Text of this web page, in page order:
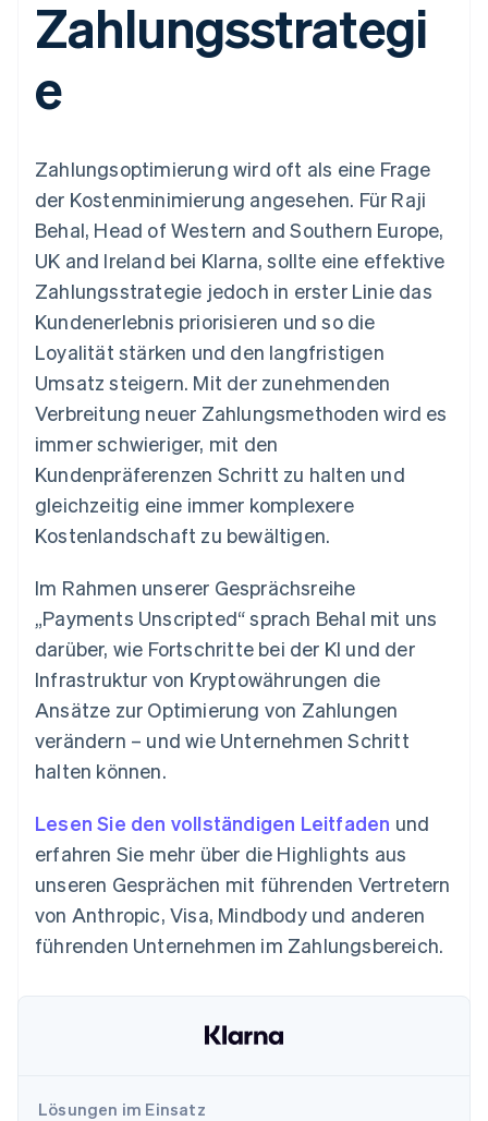
Zugriff auf mehr als
125
Zahlungen vor Ort
Authorization
Autorisierungsraten
Beschleunigter
Bezahlvorgang
Connections
Verbundene
Finanzdaten
Datensynchronisierung
Product roadmap
Ausblick
Radar
Betrugsprävention
Atlas
Start-up-Gründung
Climate
CO₂-Entnahme
Identity
Online-Identitätsprüfung
Jetzt ansehen
Geldmanagement
Plattformen
SaaS
KI-Unternehmen
Creator Economy
Gaming
Freizeit
Versicherungen
Medien und
Unterhaltung
Gemeinnützige
Organisationen
Fachdienstleistungen
Öffentlicher Sektor
Einzelhandel
Ecosystem
Partner
Marktplatz auf
Grundlagen der
Abonnementverwaltung
Karten ausgeben: So
geht´s
Bereitstellung und
Verwaltung von
Diensten mit Agenten
App-Integrationen
Code-Beispiele
Entwickler-Blog
API-Status
Produkt-Roadmap
Stripe Sessions
Kontakt
Sales-Team
kontaktieren
Partner werden
Zahlungsstrategi
e
Zahlungsoptimierung wird oft als eine Frage
der Kostenminimierung angesehen. Für Raji
Behal, Head of Western and Southern Europe,
UK and Ireland bei Klarna, sollte eine effektive
Zahlungsstrategie jedoch in erster Linie das
Kundenerlebnis priorisieren und so die
Loyalität stärken und den langfristigen
Umsatz steigern. Mit der zunehmenden
Verbreitung neuer Zahlungsmethoden wird es
immer schwieriger, mit den
Kundenpräferenzen Schritt zu halten und
gleichzeitig eine immer komplexere
Kostenlandschaft zu bewältigen.
Im Rahmen unserer Gesprächsreihe
„Payments Unscripted“ sprach Behal mit uns
darüber, wie Fortschritte bei der KI und der
Infrastruktur von Kryptowährungen die
Ansätze zur Optimierung von Zahlungen
verändern – und wie Unternehmen Schritt
halten können.
Lesen Sie den vollständigen Leitfaden und
erfahren Sie mehr über die Highlights aus
unseren Gesprächen mit führenden Vertretern
von Anthropic, Visa, Mindbody und anderen
führenden Unternehmen im Zahlungsbereich.
Lösungen im Einsatz